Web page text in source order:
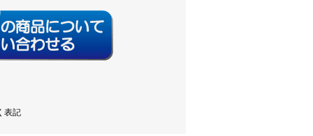
表記